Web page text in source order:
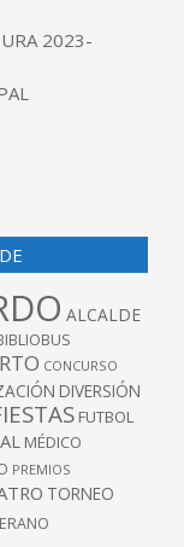
2023-
ALCALDE
CONCURSO
DIVERSIÓN
FUTBOL
MÉDICO
PREMIOS
TORNEO